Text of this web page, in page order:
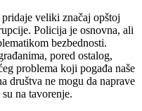
veliki značaj opštoj
Policija je osnovna, ali
bezbednosti.
pored ostalog,
problema koji pogađa naše
društva ne mogu da naprave
na tavorenje.